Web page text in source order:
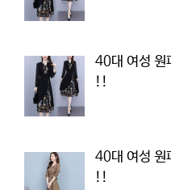
40대 여성 원
!!
40대 여성 원
!!